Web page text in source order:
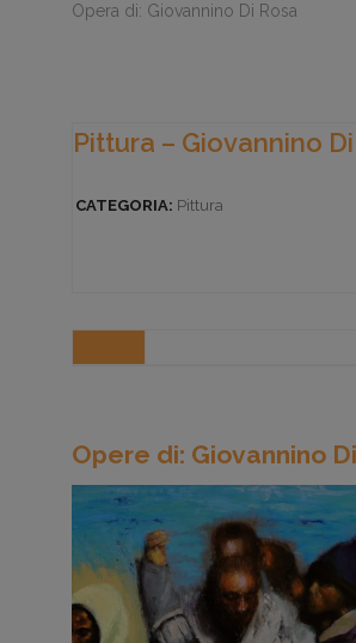
Opera di: Giovannino Di Rosa
Pittura – Giovannino
CATEGORIA: Pittura
Opere di: Giovannino